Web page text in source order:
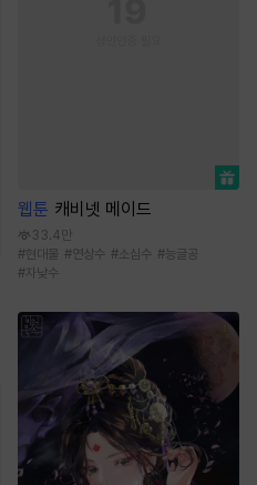
웹툰 캐비넷 메이드
33.4만
#현대물 #연상수 #소심수 #능글공
#자낮수